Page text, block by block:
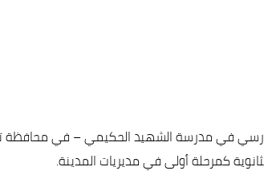
في مدرسة الشهيد الحكيمي – في محافظة